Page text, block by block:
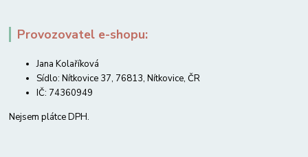
Provozovatel e-shopu:
Jana Kolaříková
Sídlo: Nítkovice 37, 76813, Nítkovice, ČR
IČ: 74360949
Nejsem plátce DPH.